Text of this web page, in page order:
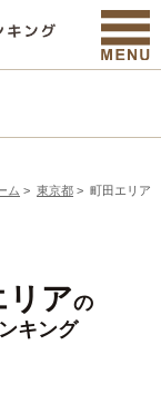
ム > 東京都 > 町田エリア
リアの
キング